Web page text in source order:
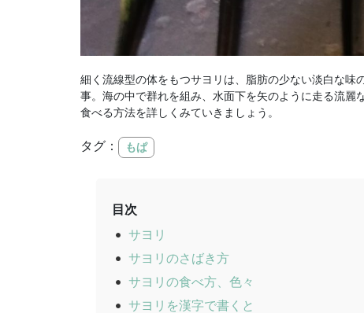
細く流線型の体をもつサヨリは、脂肪の少ない淡白な
事。海の中で群れを組み、水面下を矢のように走る流麗
食べる方法を詳しくみていきましょう。
タグ： もぱ
目次
サヨリ
サヨリのさばき方
サヨリの食べ方、色々
サヨリを漢字で書くと